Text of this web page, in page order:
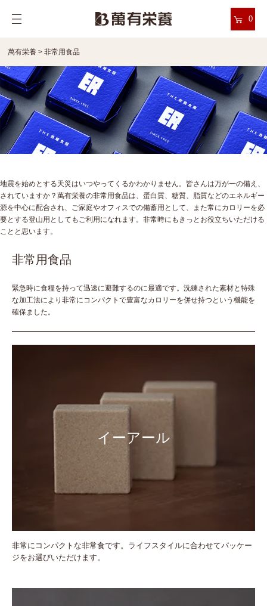
0
萬有栄養 > 非常用食品
地震を始めとする天災はいつやってくるかわかりません。皆さんは万が一の備え、
されていますか？萬有栄養の非常用食品は、蛋白質、糖質、脂質などのエネルギー
源を中心に配合され、ご家庭やオフィスでの備蓄用として、また常にカロリーを必
要とする登山用としてもご利用になれます。非常時にもきっとお役立ちいただける
ことと思います。
非常用食品
緊急時に食糧を持って迅速に避難するのに最適です。洗練された素材と特殊
な加工法により非常にコンパクトで豊富なカロリーを併せ持つという機能を
確保ました。
イーアール
非常にコンパクトな非常食です。ライフスタイルに合わせてパッケー
ジをお選びいただけます。